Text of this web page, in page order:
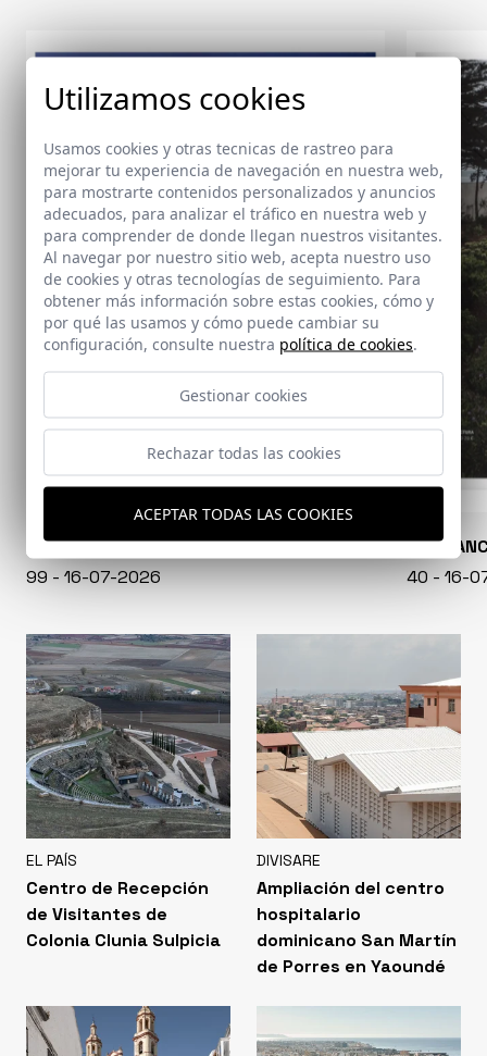
CONARQUITECTURA
99 - 16-07-2026
EN
40 - 16-
EL PAÍS
Centro de Recepción
de Visitantes de
Colonia Clunia Sulpicia
DIVISARE
Ampliación del centro
hospitalario
dominicano San Martín
de Porres en Yaoundé
Utilizamos cookies
Usamos cookies y otras tecnicas de rastreo para
mejorar tu experiencia de navegación en nuestra web,
para mostrarte contenidos personalizados y anuncios
adecuados, para analizar el tráfico en nuestra web y
para comprender de donde llegan nuestros visitantes.
Al navegar por nuestro sitio web, acepta nuestro uso
de cookies y otras tecnologías de seguimiento. Para
obtener más información sobre estas cookies, cómo y
por qué las usamos y cómo puede cambiar su
configuración, consulte nuestra política de cookies.
Gestionar cookies
Rechazar todas las cookies
ACEPTAR TODAS LAS COOKIES